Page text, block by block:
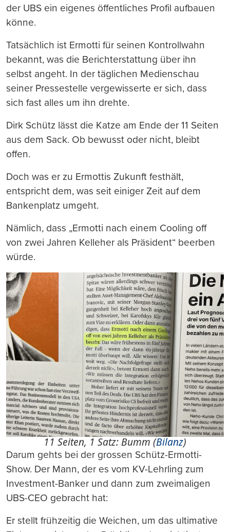
der UBS ein eigenes öffentliches Profil aufbauen
könne.
Tatsächlich ist Ermotti für seinen Kontrollwahn
bekannt, was die Berichterstattung über ihn
selbst angeht. In der täglichen Medienschau
seiner Pressestelle vergewisserte er sich, dass
sich fast alles um ihn drehte.
Dirk Schütz lässt die Katze am Ende der 11 Seiten
aus dem Sack. Ob bewusst oder nicht, bleibt
offen.
Doch was er zu Ermottis Zukunft festhält,
entspricht dem, was seit einiger Zeit auf dem
Bankenplatz umgeht.
Nämlich, dass „Ermotti nach einem Cooling off
von zwei Jahren Kelleher als Präsident“ beerben
würde.
11 Seiten, 1 Satz: Bumm (Bilanz)
Darum gehts bei der grossen Schütz-Ermotti-
Show. Der Mann, der es vom KV-Lehrling zum
Investment-Banker und dann zum zweimaligen
UBS-CEO gebracht hat:
Er stellt frühzeitig die Weichen, um das ultimative